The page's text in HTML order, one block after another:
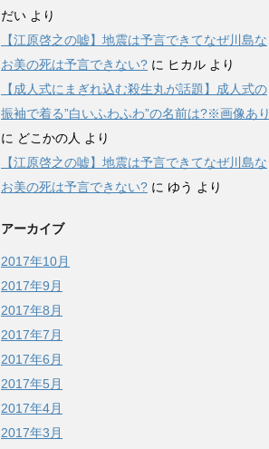
だい より
【江原啓之の嘘】地震は予言できてなぜ川島な
お美の死は予言できない? に ヒカル より
【成人式にまぎれ込む殺生丸が話題】成人式の
振袖で着る”白いふわふわ”の名前は?※画像あり
に どこかの人 より
【江原啓之の嘘】地震は予言できてなぜ川島な
お美の死は予言できない? に ゆう より
アーカイブ
2017年10月
2017年9月
2017年8月
2017年7月
2017年6月
2017年5月
2017年4月
2017年3月